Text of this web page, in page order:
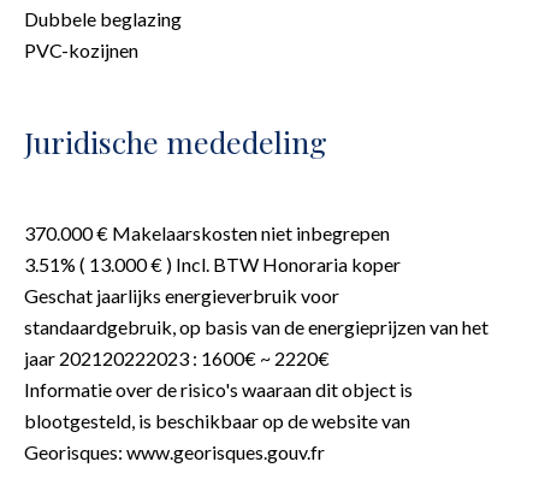
Dubbele beglazing
PVC-kozijnen
Juridische mededeling
370.000 € Makelaarskosten niet inbegrepen
3.51% ( 13.000 € ) Incl. BTW Honoraria koper
Geschat jaarlijks energieverbruik voor
standaardgebruik, op basis van de energieprijzen van het
jaar 202120222023 : 1600€ ~ 2220€
Informatie over de risico's waaraan dit object is
blootgesteld, is beschikbaar op de website van
Georisques: www.georisques.gouv.fr